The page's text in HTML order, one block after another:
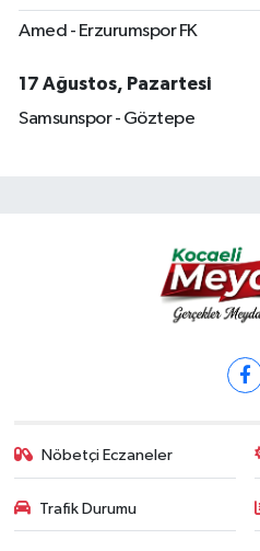
Amed - Erzurumspor FK
17 Ağustos, Pazartesi
Samsunspor - Göztepe
Nöbetçi Eczaneler
Trafik Durumu